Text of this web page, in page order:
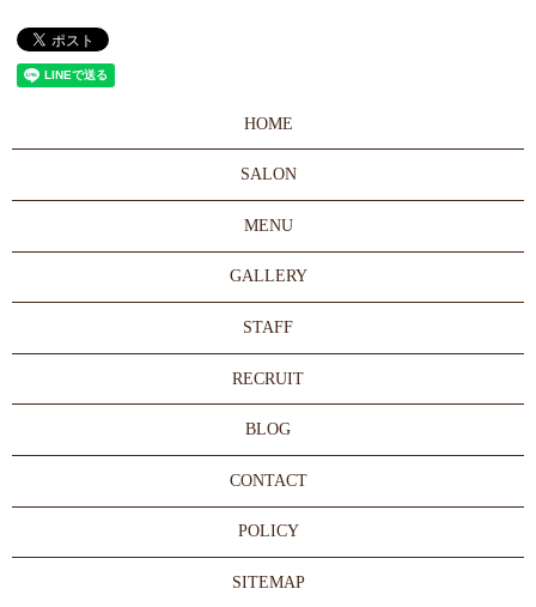
HOME
SALON
MENU
GALLERY
STAFF
RECRUIT
BLOG
CONTACT
POLICY
SITEMAP